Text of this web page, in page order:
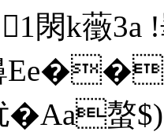
閖k藢3a
Ee��
�Aa